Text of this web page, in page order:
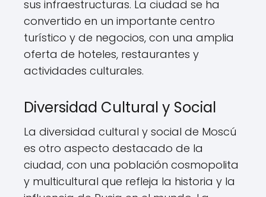
sus infraestructuras. La ciudad se ha
convertido en un importante centro
turístico y de negocios, con una amplia
oferta de hoteles, restaurantes y
actividades culturales.
Diversidad Cultural y Social
La diversidad cultural y social de Moscú
es otro aspecto destacado de la
ciudad, con una población cosmopolita
y multicultural que refleja la historia y la